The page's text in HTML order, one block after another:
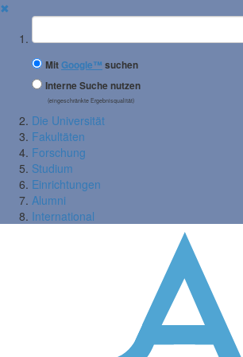
✖
Suchbegriff
MitGoogle™ suchen
Interne Suche nutzen
(eingeschränkte Ergebnisqualität)
Die Universität
Fakultäten
Forschung
Studium
Einrichtungen
Alumni
International